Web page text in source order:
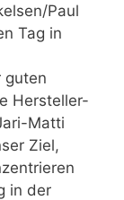
Paul
Tag in
guten
Hersteller-
Matti
Ziel,
in der